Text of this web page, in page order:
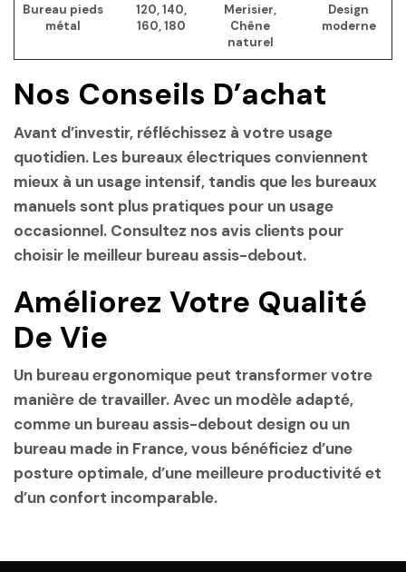
Bureau pieds
métal
120, 140,
160, 180
Merisier,
Chêne
naturel
Design
moderne
Nos Conseils D’achat
Avant d’investir, réfléchissez à votre usage
quotidien. Les bureaux électriques conviennent
mieux à un usage intensif, tandis que les bureaux
manuels sont plus pratiques pour un usage
occasionnel. Consultez nos avis clients pour
choisir le meilleur bureau assis-debout.
Améliorez Votre Qualité
De Vie
Un bureau ergonomique peut transformer votre
manière de travailler. Avec un modèle adapté,
comme un bureau assis-debout design ou un
bureau made in France, vous bénéficiez d’une
posture optimale, d’une meilleure productivité et
d’un confort incomparable.